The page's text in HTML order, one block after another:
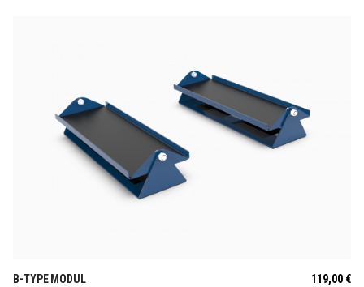
B-TYPE MODUL 119,00 €